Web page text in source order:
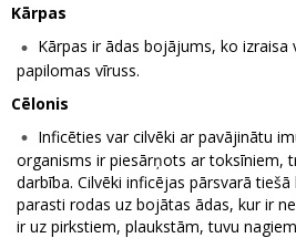
Kārpas
Kārpas ir ādas bojājums, ko izraisa
papilomas vīruss.
Cēlonis
Inficēties var cilvēki ar pavājinātu
organisms ir piesārņots ar toksīniem,
darbība. Cilvēki inficējas pārsvarā
parasti rodas uz bojātas ādas, kur ir
ir uz pirkstiem, plaukstām, tuvu